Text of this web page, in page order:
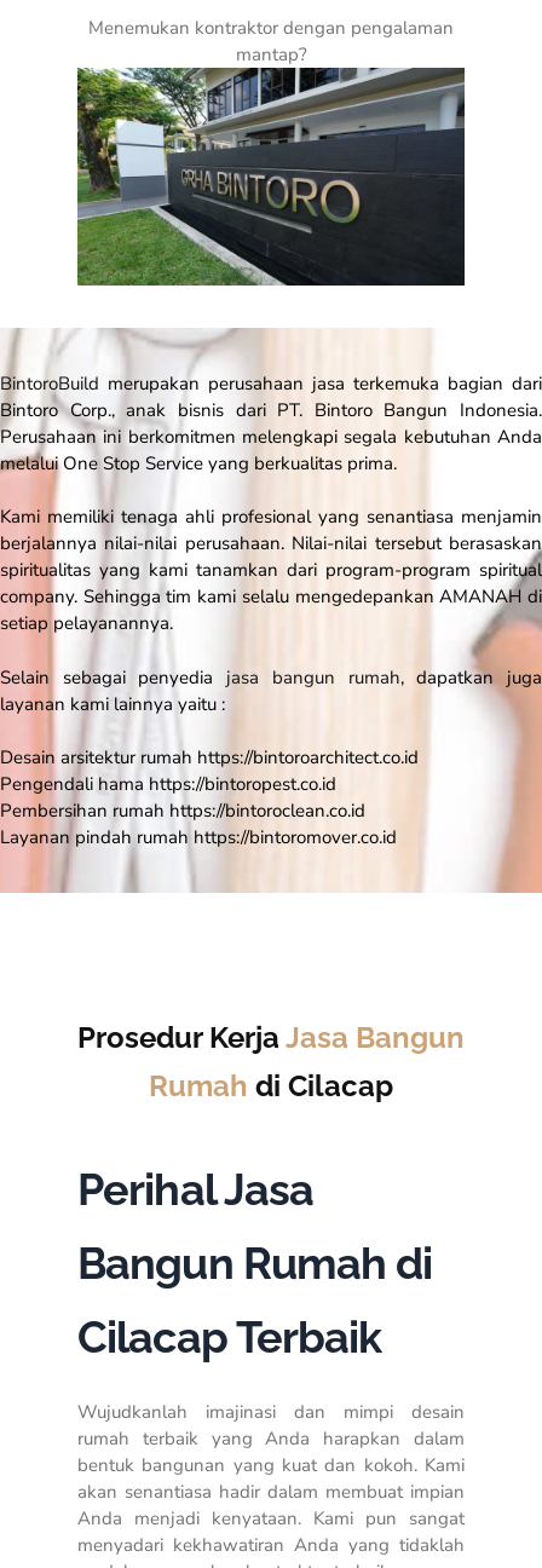
Menemukan kontraktor dengan pengalaman
mantap?
BintoroBuild merupakan perusahaan jasa terkemuka bagian dari
Bintoro Corp., anak bisnis dari PT. Bintoro Bangun Indonesia.
Perusahaan ini berkomitmen melengkapi segala kebutuhan Anda
melaluiOne Stop Service yang berkualitas prima.
Kami memiliki tenaga ahli profesional yang senantiasa menjamin
berjalannya nilai-nilai perusahaan. Nilai-nilai tersebut berasaskan
spiritualitas yang kami tanamkan dari program-program spiritual
company. Sehingga tim kami selalu mengedepankan AMANAH di
setiap pelayanannya.
Selain sebagai penyedia jasa bangun rumah, dapatkan juga
layanan kami lainnya yaitu :
Desain arsitektur rumah https://bintoroarchitect.co.id
Pengendali hama https://bintoropest.co.id
Pembersihan rumah https://bintoroclean.co.id
Layanan pindah rumah https://bintoromover.co.id
Prosedur Kerja Jasa Bangun
Rumah di Cilacap
Perihal Jasa
Bangun Rumah di
Cilacap Terbaik
Wujudkanlah imajinasi dan mimpi desain
rumah terbaik yang Anda harapkan dalam
bentuk bangunan yang kuat dan kokoh. Kami
akan senantiasa hadir dalam membuat impian
Anda menjadi kenyataan. Kami pun sangat
menyadari kekhawatiran Anda yang tidaklah